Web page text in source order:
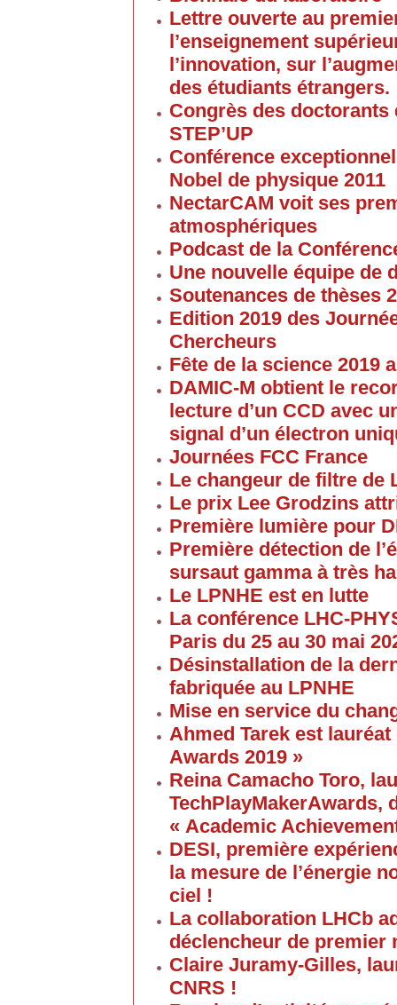
Lettre ouverte au
l’enseignement
l’innovation, sur
des étudiants étrangers.
Congrès des doctorants
STEP’UP
Conférence
Nobel de physique 2011
NectarCAM voit ses
atmosphériques
Podcast de la
Une nouvelle équipe de
Soutenances de thèses
Edition 2019 des
Chercheurs
Fête de la science 2019
DAMIC-M obtient le
lecture d’un CCD avec
signal d’un électron
Journées FCC France
Le changeur de filtre de
Le prix Lee Grodzins
Première lumière pour
Première détection de
sursaut gamma à très
Le LPNHE est en lutte
La conférence LHC-
Paris du 25 au 30 mai
Désinstallation de la
fabriquée au LPNHE
Mise en service du
Ahmed Tarek est
Awards 2019 »
Reina Camacho Toro,
TechPlayMakerAwards,
« Academic
DESI, première
la mesure de l’énergie
ciel !
La collaboration LHCb
déclencheur de premier
Claire Juramy-Gilles,
CNRS !